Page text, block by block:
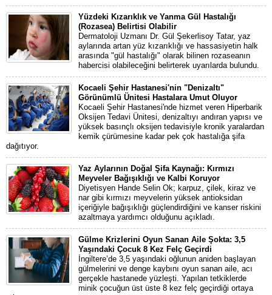
Yüzdeki Kızarıklık ve Yanma Gül Hastalığı
(Rozasea) Belirtisi Olabilir
Dermatoloji Uzmanı Dr. Gül Şekerlisoy Tatar, yaz
aylarında artan yüz kızarıklığı ve hassasiyetin halk
arasında "gül hastalığı" olarak bilinen rozaseanın
habercisi olabileceğini belirterek uyarılarda bulundu.
Kocaeli Şehir Hastanesi'nin "Denizaltı"
Görünümlü Ünitesi Hastalara Umut Oluyor
Kocaeli Şehir Hastanesi'nde hizmet veren Hiperbarik
Oksijen Tedavi Ünitesi, denizaltıyı andıran yapısı ve
yüksek basınçlı oksijen tedavisiyle kronik yaralardan
kemik çürümesine kadar pek çok hastalığa şifa
dağıtıyor.
Yaz Aylarının Doğal Şifa Kaynağı: Kırmızı
Meyveler Bağışıklığı ve Kalbi Koruyor
Diyetisyen Hande Selin Ok; karpuz, çilek, kiraz ve
nar gibi kırmızı meyvelerin yüksek antioksidan
içeriğiyle bağışıklığı güçlendirdiğini ve kanser riskini
azaltmaya yardımcı olduğunu açıkladı.
Gülme Krizlerini Oyun Sanan Aile Şokta: 3,5
Yaşındaki Çocuk 8 Kez Felç Geçirdi
İngiltere’de 3,5 yaşındaki oğlunun aniden başlayan
gülmelerini ve denge kaybını oyun sanan aile, acı
gerçekle hastanede yüzleşti. Yapılan tetkiklerde
minik çocuğun üst üste 8 kez felç geçirdiği ortaya